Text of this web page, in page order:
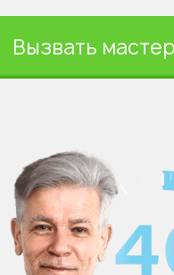
Вызвать